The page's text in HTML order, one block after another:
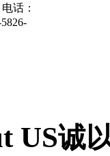
话：
US诚